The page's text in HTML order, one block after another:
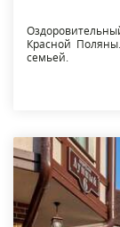
Красной
семьей.